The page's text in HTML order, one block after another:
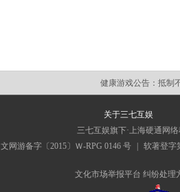
健康游戏公告： 抵制
关于三七互娱
三七互娱旗下·上海硬通网
文网游备字〔2015〕Ｗ-RPG 0146 号
软著登字
文化市场举报平台 纠纷处理